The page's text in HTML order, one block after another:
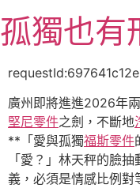
至
主
容
孤獨也有
廣州即將進進2026年
堅尼零件之劍，不斷地
**「愛與孤獨福斯零件
「愛？」林天秤的臉
義，必須是情感比例對